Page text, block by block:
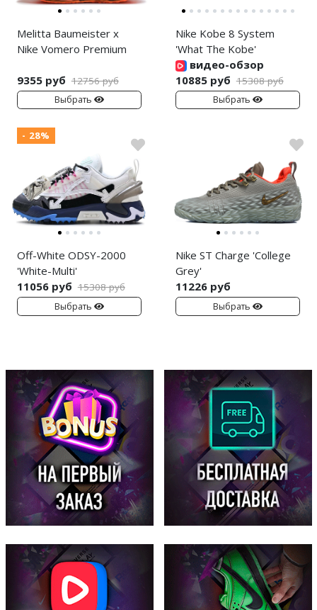
Melitta Baumeister x
Nike Vomero Premium
9355 руб 12756 руб
Выбрать
Nike Kobe 8 System
'What The Kobe'
видео-обзор
10885 руб 15308 руб
Выбрать
- 28%
Off-White ODSY-2000
'White-Multi'
11056 руб 15308 руб
Выбрать
Nike ST Charge 'College
Grey'
11226 руб
Выбрать